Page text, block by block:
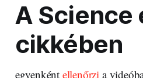
A Science
cikkében
egyenként ellenőrzi a